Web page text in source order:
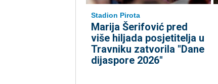
Stadion Pirota
Marija Šerifović pred
više hiljada posjetitelja u
Travniku zatvorila "Dane
dijaspore 2026"